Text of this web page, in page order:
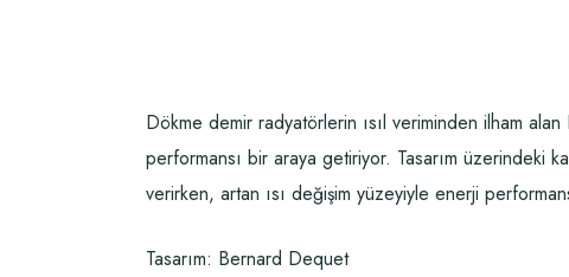
Dökme demir radyatörlerin ısıl veriminden ilham
performansı bir araya getiriyor. Tasarım üzerindeki
verirken, artan ısı değişim yüzeyiyle enerji
Tasarım: Bernard Dequet